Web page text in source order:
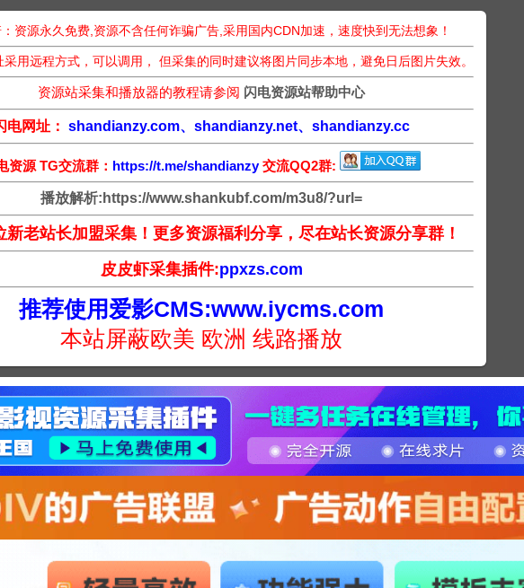
资源永久免费,资源不含任何诈骗广告,采用国内CDN加速，速度快到无法想象！
用远程方式，可以调用， 但采集的同时建议将图片同步本地，避免日后图片失效。
资源站采集和播放器的教程请参阅 闪电资源站帮助中心
电网址： shandianzy.com、shandianzy.net、shandianzy.cc
资源 TG交流群： https://t.me/shandianzy交流QQ2群:
播放解析:https://www.shankubf.com/m3u8/?url=
新老站长加盟采集！更多资源福利分享，尽在站长资源分享群！
皮皮虾采集插件:ppxzs.com
推荐使用爱影CMS:www.iycms.com
本站屏蔽欧美 欧洲 线路播放